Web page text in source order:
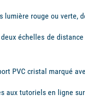
rouge ou verte,
échelles de
PVC cristal marqué
aux tutoriels en ligne